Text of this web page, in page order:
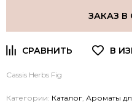
ЗАКАЗ В
Cassis Herbs Fig
Категории: Каталог Ароматы